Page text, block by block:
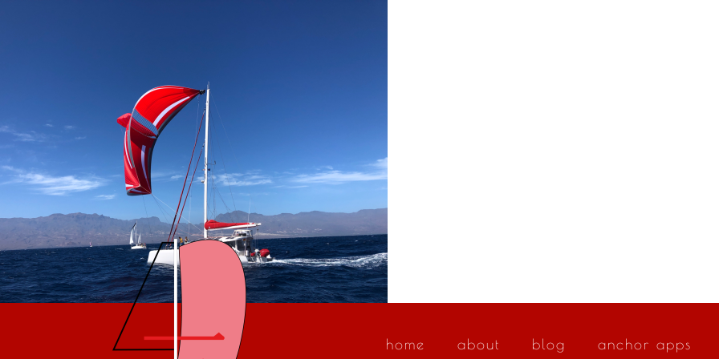
home about blog anchor apps